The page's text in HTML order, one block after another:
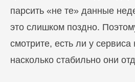
парсить «не те» данные
это слишком поздно.
смотрите, есть ли у
насколько стабильно они